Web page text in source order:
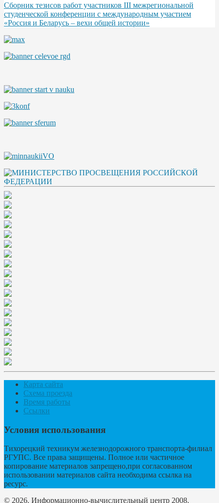
Сборник тезисов работ участников III межрегиональной
студенческой конференции с международным участием
«Россия и Беларусь – вехи общей истории»
Карта сайта
Схема проезда
Время работы
Ссылки
Условия использования
Тихорецкий техникум железнодорожного транспорта-филиал
РГУПС. Все права защищены. Полное или частичное
копирование материалов запрещено,при согласованном
использовании материалов сайта необходима ссылка на
ресурс.
© 2026. Информационно-вычислительный центр 2008.